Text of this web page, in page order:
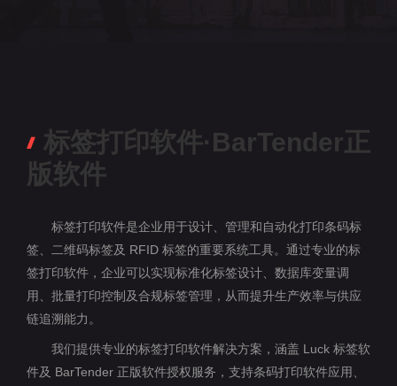
标签打印软件·BarTender正
版软件
标签打印软件是企业用于设计、管理和自动化打印条码标
签、二维码标签及 RFID 标签的重要系统工具。通过专业的标
签打印软件，企业可以实现标准化标签设计、数据库变量调
用、批量打印控制及合规标签管理，从而提升生产效率与供应
链追溯能力。
我们提供专业的标签打印软件解决方案，涵盖 Luck 标签软
件及 BarTender 正版软件授权服务，支持条码打印软件应用、